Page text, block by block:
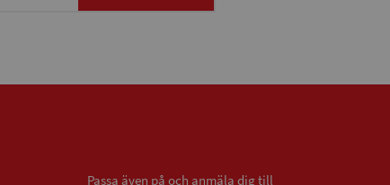
Passa även på och anmäla dig till